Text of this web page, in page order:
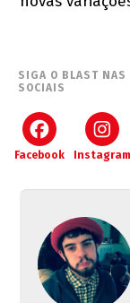
SIGA O BLAST NAS
SOCIAIS
Facebook Instagram